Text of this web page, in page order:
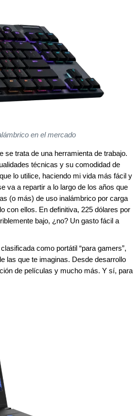
en el mercado
se trata de una herramienta de trabajo.
técnicas y su comodidad de
lo utilice, haciendo mi vida más fácil y
va a repartir a lo largo de los años que
(o más) de uso inalámbrico por carga
con ellos. En definitiva, 225 dólares por
bajo, ¿no? Un gasto fácil a
como portátil “para gamers”,
las que te imaginas. Desde desarrollo
de películas y mucho más. Y sí, para